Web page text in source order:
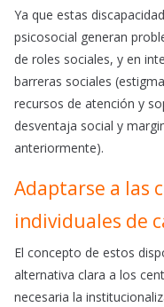
Ya que estas
psicosocial generan
de roles sociales, y en
barreras sociales
recursos de atención y
desventaja social y
anteriormente).
Adaptarse a las
individuales de
El concepto de estos
alternativa clara a los
necesaria la